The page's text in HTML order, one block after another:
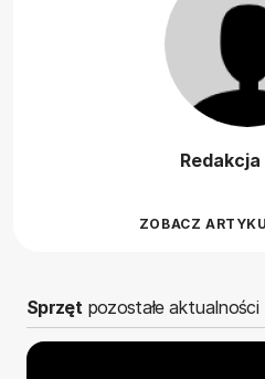
ZOBACZ
Sprzęt pozostałe aktualności